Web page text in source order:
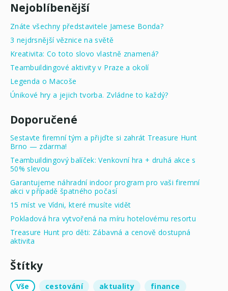
Nejoblíbenější
Znáte všechny představitele Jamese Bonda?
3 nejdrsnější věznice na světě
Kreativita: Co toto slovo vlastně znamená?
Teambuildingové aktivity v Praze a okolí
Legenda o Macoše
Únikové hry a jejich tvorba. Zvládne to každý?
Doporučené
Sestavte firemní tým a přijďte si zahrát Treasure Hunt
Brno — zdarma!
Teambuildingový balíček: Venkovní hra + druhá akce s
50% slevou
Garantujeme náhradní indoor program pro vaši firemní
akci v případě špatného počasí
15 míst ve Vídni, které musíte vidět
Pokladová hra vytvořená na míru hotelovému resortu
Treasure Hunt pro děti: Zábavná a cenově dostupná
aktivita
Štítky
Vše cestování aktuality finance